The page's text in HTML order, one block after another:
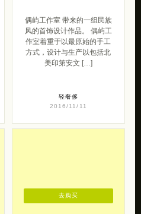
偶屿工作室 带来的一组民族
风的首饰设计作品。 偶屿工
作室着重于以最原始的手工
方式，设计与生产以包括北
美印第安文 […]
轻奢侈
2016/11/11
去购买